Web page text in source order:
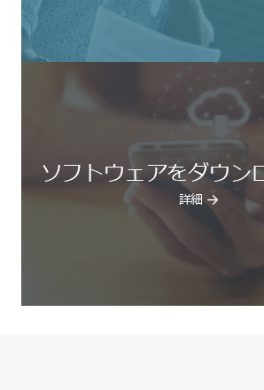
ソフトウェアをダウン
詳細